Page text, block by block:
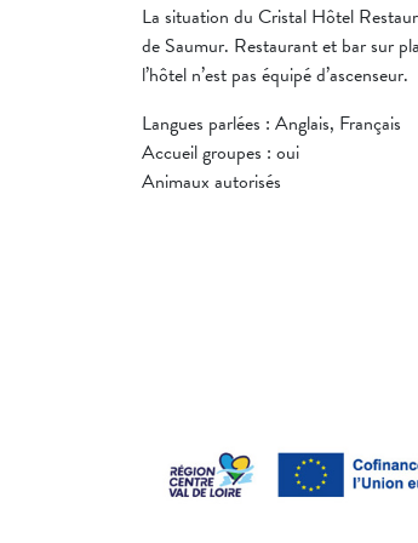
La situation du Cristal Hôtel
de Saumur. Restaurant et bar sur
l’hôtel n’est pas équipé d’ascenseur.
Langues parlées : Anglais, Français
Accueil groupes : oui
Animaux autorisés